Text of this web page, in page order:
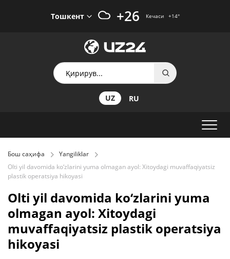
Тошкент +26 Кечаси +14°
UZ RU
Бош саҳифа
Yangiliklar
Olti yil davomida ko‘zlarini yuma olmagan ayol: Xitoydagi muvaffaqiyatsiz
plastik operatsiya hikoyasi
Olti yil davomida ko‘zlarini yuma
olmagan ayol: Xitoydagi
muvaffaqiyatsiz plastik operatsiya
hikoyasi